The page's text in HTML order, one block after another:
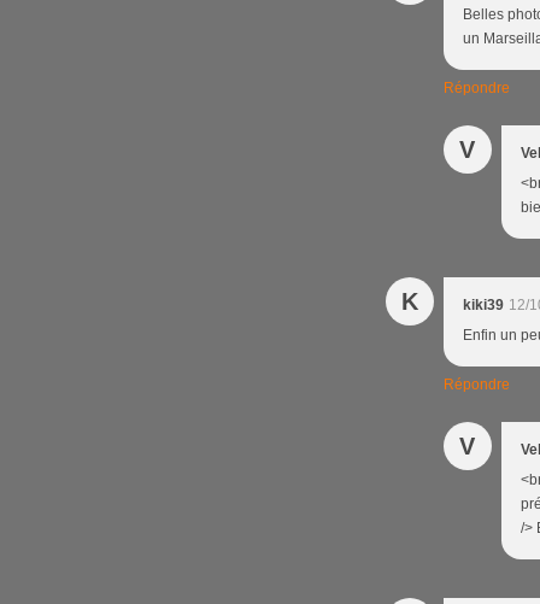
Belles
un
Répondre
V
K kiki39 12/
Enfin un
Répondre
V
/>